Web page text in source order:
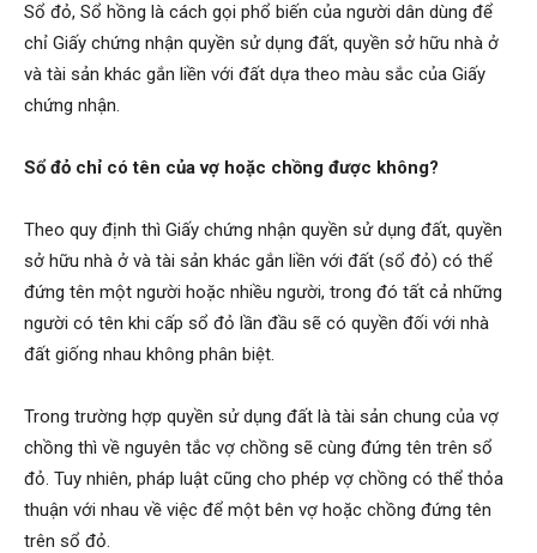
Sổ đỏ, Sổ hồng là cách gọi phổ biến của người dân dùng để
chỉ Giấy chứng nhận quyền sử dụng đất, quyền sở hữu nhà ở
và tài sản khác gắn liền với đất dựa theo màu sắc của Giấy
chứng nhận.
Sổ đỏ chỉ có tên của vợ hoặc chồng được không?
Theo quy định thì Giấy chứng nhận quyền sử dụng đất, quyền
sở hữu nhà ở và tài sản khác gắn liền với đất (sổ đỏ) có thể
đứng tên một người hoặc nhiều người, trong đó tất cả những
người có tên khi cấp sổ đỏ lần đầu sẽ có quyền đối với nhà
đất giống nhau không phân biệt.
Trong trường hợp quyền sử dụng đất là tài sản chung của vợ
chồng thì về nguyên tắc vợ chồng sẽ cùng đứng tên trên sổ
đỏ. Tuy nhiên, pháp luật cũng cho phép vợ chồng có thể thỏa
thuận với nhau về việc để một bên vợ hoặc chồng đứng tên
trên sổ đỏ.